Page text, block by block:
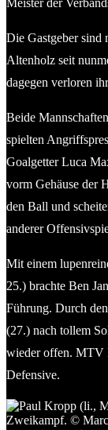
Die Gastgeber sind
Altenholz seit
dagegen verloren
Beide
spielten
Goalgetter Luca
vorm Gehäuse der
den Ball und
anderer
Mit einem
25.) brachte Ben
Führung. Durch
(27.) nach tollem
wieder offen. MTV
Defensive.